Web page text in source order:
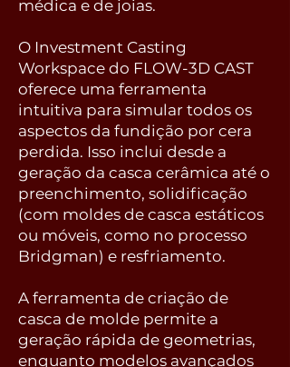
médica e de joias.
O Investment Casting
Workspace do FLOW-3D CAST
oferece uma ferramenta
intuitiva para simular todos os
aspectos da fundição por cera
perdida. Isso inclui desde a
geração da casca cerâmica até o
preenchimento, solidificação
(com moldes de casca estáticos
ou móveis, como no processo
Bridgman) e resfriamento.
A ferramenta de criação de
casca de molde permite a
geração rápida de geometrias,
enquanto modelos avançados